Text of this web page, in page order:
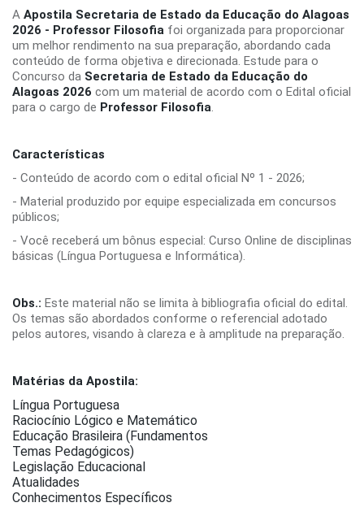
A Apostila Secretaria de Estado da Educação do Alagoas
2026 - Professor Filosofia foi organizada para proporcionar
um melhor rendimento na sua preparação, abordando cada
conteúdo de forma objetiva e direcionada. Estude para o
Concurso da Secretaria de Estado da Educação do
Alagoas 2026 com um material de acordo com o Edital oficial
para o cargo de Professor Filosofia.
Características
- Conteúdo de acordo com o edital oficial Nº 1 - 2026;
- Material produzido por equipe especializada em concursos
públicos;
- Você receberá um bônus especial: Curso Online de disciplinas
básicas (Língua Portuguesa e Informática).
Obs.: Este material não se limita à bibliografia oficial do edital.
Os temas são abordados conforme o referencial adotado
pelos autores, visando à clareza e à amplitude na preparação.
Matérias da Apostila:
Língua Portuguesa
Raciocínio Lógico e Matemático
Educação Brasileira (Fundamentos
Temas Pedagógicos)
Legislação Educacional
Atualidades
Conhecimentos Específicos